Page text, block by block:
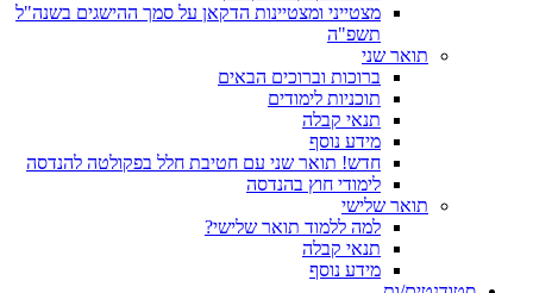
מצטייני ומצטיינות הדקאן על סמך ההישגים בשנה"ל
תשפ"ה
תואר שני
ברוכות וברוכים הבאים
תוכניות לימודים
תנאי קבלה
מידע נוסף
חדש! תואר שני עם חטיבת חלל בפקולטה להנדסה
לימודי חוץ בהנדסה
תואר שלישי
למה ללמוד תואר שלישי?
תנאי קבלה
מידע נוסף